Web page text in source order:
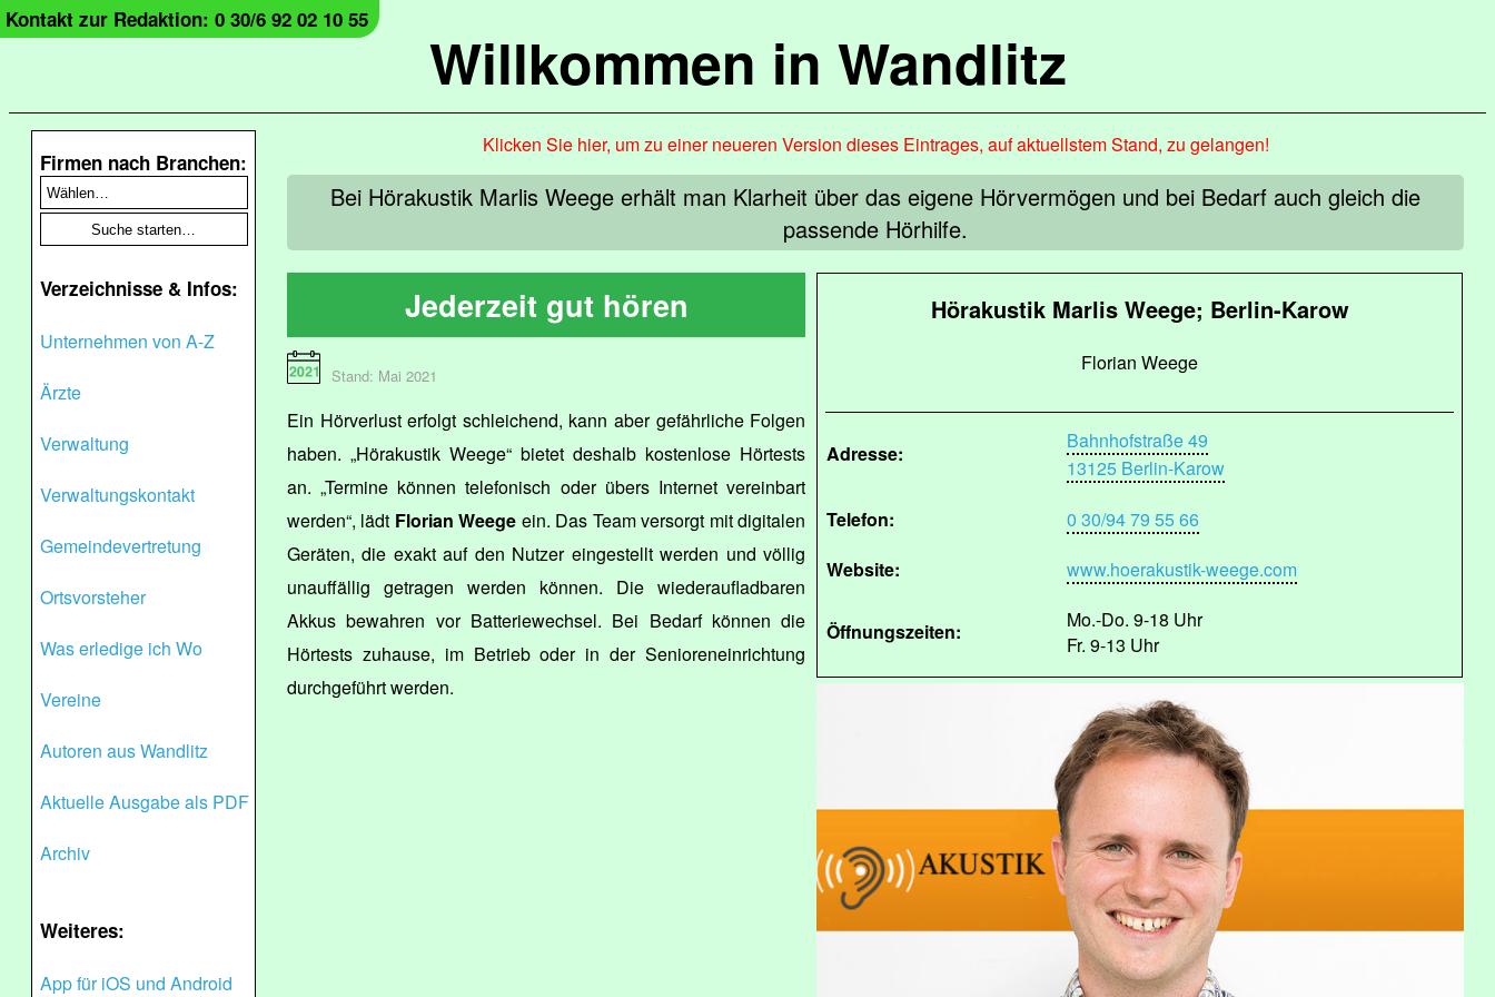
Willkommen in Wandlitz
Kontakt zur Redaktion: 0 30/6 92 02 10 55
Firmen nach Branchen:
Verzeichnisse & Infos:
Unternehmen von A-Z
Ärzte
Verwaltung
Verwaltungskontakt
Gemeindevertretung
Ortsvorsteher
Was erledige ich Wo
Vereine
Autoren aus Wandlitz
Aktuelle Ausgabe als PDF
Archiv
Weiteres:
App für iOS und Android
Klicken Sie hier, um zu einer neueren Version dieses Eintrages, auf aktuellstem Stand, zu gelangen!
Bei Hörakustik Marlis Weege erhält man Klarheit über das eigene Hörvermögen und bei Bedarf auch gleich die
passende Hörhilfe.
Hörakustik Marlis Weege; Berlin-Karow
Florian Weege
Adresse:
Bahnhofstraße 49
13125 Berlin-Karow
Telefon:
0 30/94 79 55 66
Website:
www.hoerakustik-weege.com
Öffnungszeiten:
Mo.-Do. 9-18 Uhr
Fr. 9-13 Uhr
Jederzeit gut hören
Stand: Mai 2021
Ein Hörverlust erfolgt schleichend, kann aber gefährliche Folgen
haben. „Hörakustik Weege“ bietet deshalb kostenlose Hörtests
an. „Termine können telefonisch oder übers Internet vereinbart
werden“, lädt Florian Weege ein. Das Team versorgt mit digitalen
Geräten, die exakt auf den Nutzer eingestellt werden und völlig
unauffällig getragen werden können. Die wiederaufladbaren
Akkus bewahren vor Batteriewechsel. Bei Bedarf können die
Hörtests zuhause, im Betrieb oder in der Senioreneinrichtung
durchgeführt werden.